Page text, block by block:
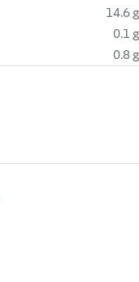
14.6 g
0.1 g
0.8 g